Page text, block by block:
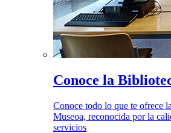
Conoce la
Conoce todo lo que te ofrece
Museoa, reconocida por la
servicios